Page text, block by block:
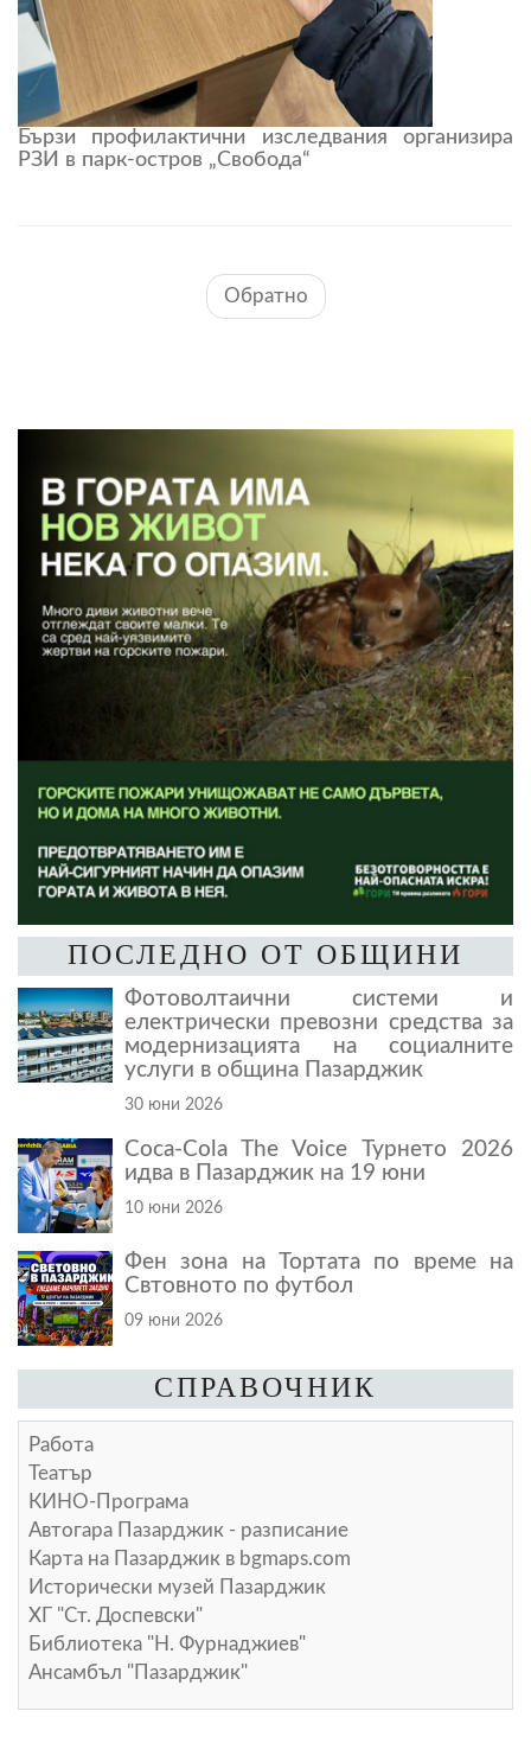
Бързи профилактични изследвания организира
РЗИ в парк-остров „Свобода“
Обратно
ПОСЛЕДНО ОТ ОБЩИНИ
Фотоволтаични системи и
електрически превозни средства за
модернизацията на социалните
услуги в община Пазарджик
30 юни 2026
Coca-Cola The Voice Турнето 2026
идва в Пазарджик на 19 юни
10 юни 2026
Фен зона на Тортата по време на
Свтовното по футбол
09 юни 2026
СПРАВОЧНИК
Работа
Театър
КИНО-Програма
Автогара Пазарджик - разписание
Карта на Пазарджик в bgmaps.com
Исторически музей Пазарджик
ХГ "Ст. Доспевски"
Библиотека "Н. Фурнаджиев"
Ансамбъл "Пазарджик"